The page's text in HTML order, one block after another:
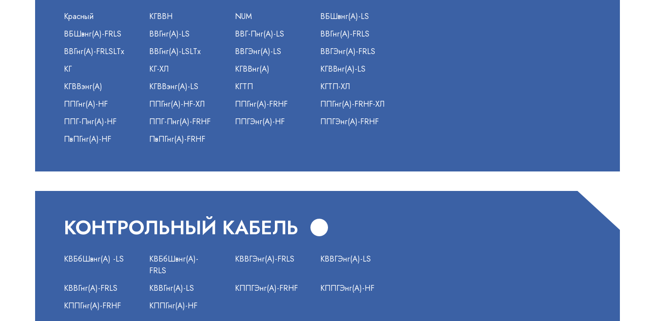
Красный КГВВН NUM
ВБШвнг(А)-LS
ВБШвнг(А)-FRLS
ВВГнг(А)-LS ВВГ-Пнг(А)-LS
ВВГнг(А)-FRLS
ВВГнг(А)-FRLSLTx
ВВГнг(А)-LSLTx ВВГЭнг(А)-LS
ВВГЭнг(А)-FRLS
КГ
КГ-ХЛ КГВВнг(А)
КГВВнг(А)-LS
КГВВэнг(А)
КГВВэнг(А)-LS КГТП
КГТП-ХЛ
ППГнг(А)-HF
ППГнг(А)-HF-ХЛ ППГнг(А)-FRHF
ППГнг(А)-FRHF-ХЛ
ППГ-Пнг(А)-HF
ППГ-Пнг(А)-FRHF ППГЭнг(А)-HF
ППГЭнг(А)-FRHF
ПвПГнг(А)-HF
ПвПГнг(А)-FRHF
КОНТРОЛЬНЫЙ КАБЕЛЬ
КВБбШвнг(А) -LS
КВБбШвнг(А)-
FRLS
КВВГЭнг(А)-FRLS КВВГЭнг(А)-LS
КВВГнг(А)-FRLS КВВГнг(А)-LS КППГЭнг(А)-FRHF
КППГЭнг(А)-HF
КППГнг(А)-FRHF
КППГнг(А)-HF